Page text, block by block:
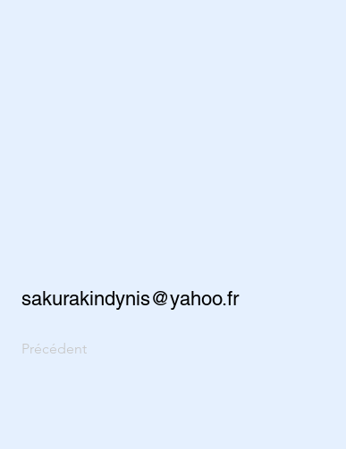
sakurakindynis@yahoo.fr
Précédent